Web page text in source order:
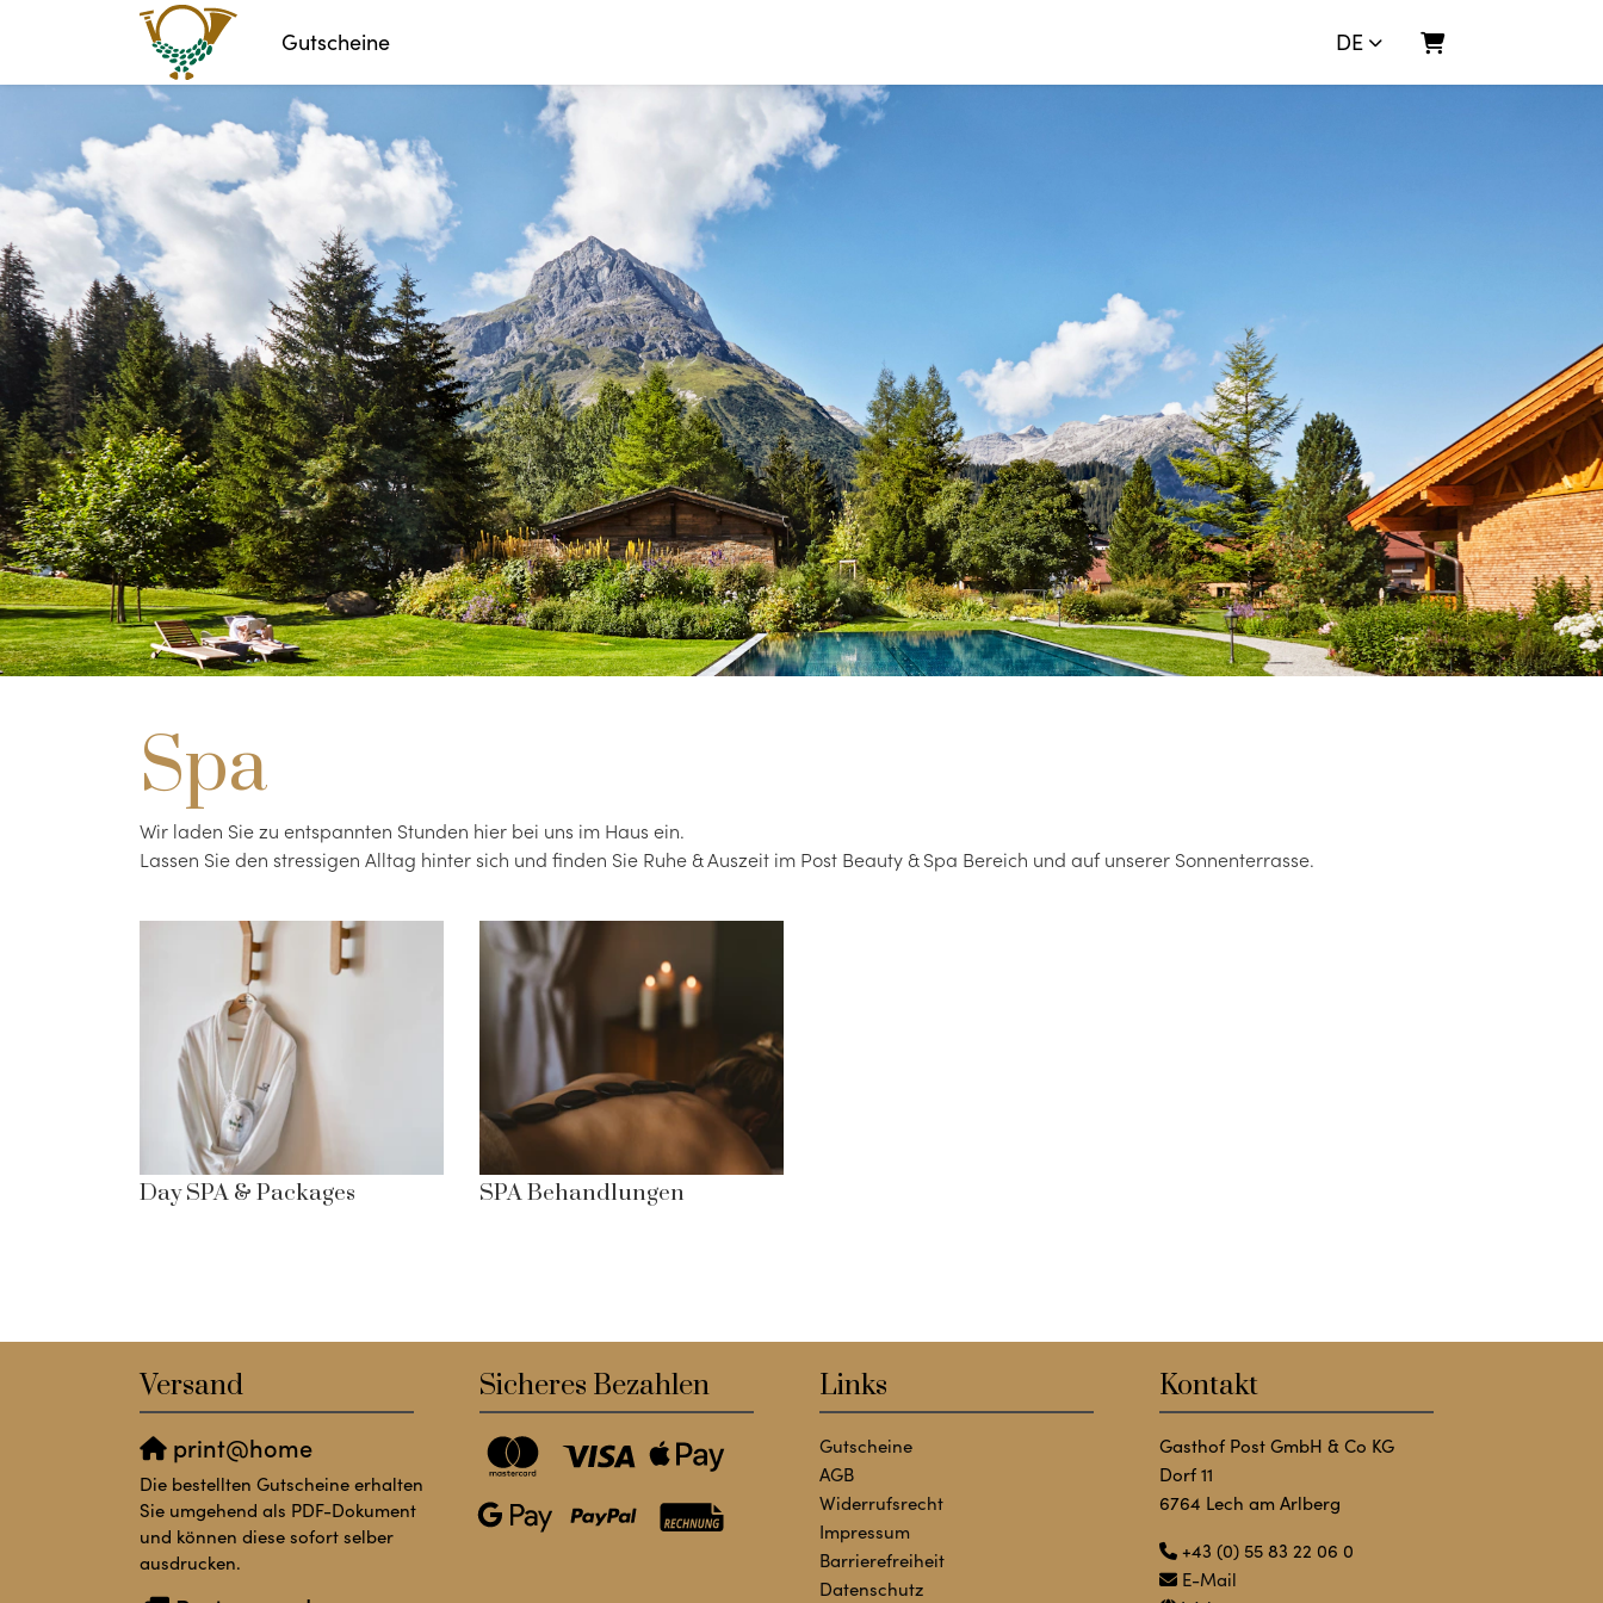
Gutscheine DE Warenkorb
Spa
Wir laden Sie zu entspannten Stunden hier bei uns im Haus ein.
Lassen Sie den stressigen Alltag hinter sich und finden Sie Ruhe & Auszeit im Post Beauty & Spa Bereich und auf unserer Sonnenterrasse.
Day SPA & Packages SPA Behandlungen
Versand
print@home
Die bestellten Gutscheine erhalten
Sie umgehend als PDF-Dokument
und können diese sofort selber
ausdrucken.
Sicheres Bezahlen Links
Gutscheine
AGB
Widerrufsrecht
Impressum
Barrierefreiheit
Datenschutz
Kontakt
Gasthof Post GmbH & Co KG
Dorf 11
6764 Lech am Arlberg
+43 (0) 55 83 22 06 0
E-Mail